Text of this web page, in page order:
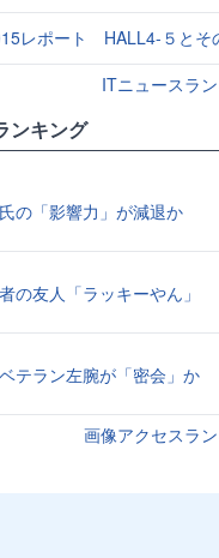
レポート HALL4-５とそ
ITニュースラ
ンキング
の「影響力」が減退か
の友人「ラッキーやん」
テラン左腕が「密会」か
画像アクセスラ